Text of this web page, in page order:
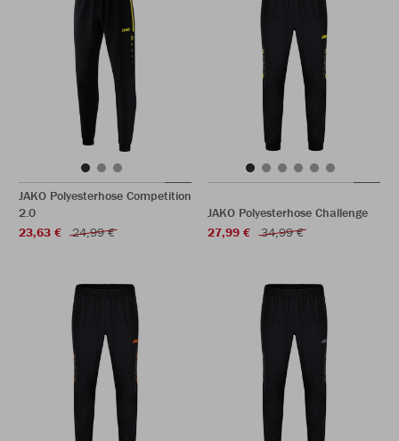
JAKO Polyesterhose Competition
2.0
23,63 €
24,99 €
JAKO Polyesterhose Challenge
27,99 €
34,99 €